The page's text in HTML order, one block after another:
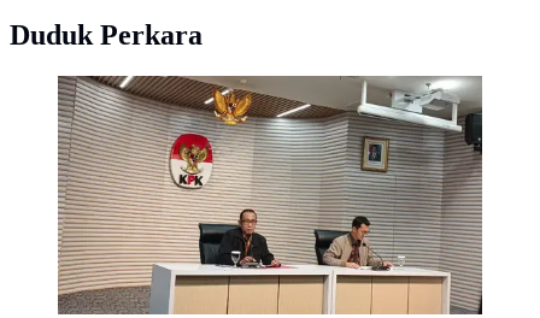
Duduk Perkara
Konferensi pers penetapan tersangka dalam perkara
dugaan suap proyek di Kabupaten Langkat Tahun
Anggaran 2025-2026. (Liputan6.com/Dimas)